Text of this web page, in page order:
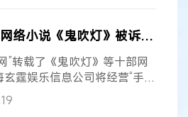
审维持了一审判决，判令北京
限公司停止侵权、赔偿原告
币10万元、在
络小说《鬼吹灯》被诉侵权
”转载了《鬼吹灯》等十部网
霆娱乐信息公司将经营“手机
信息公司诉至法院要求索赔。
民法院受理了这起著作权纠